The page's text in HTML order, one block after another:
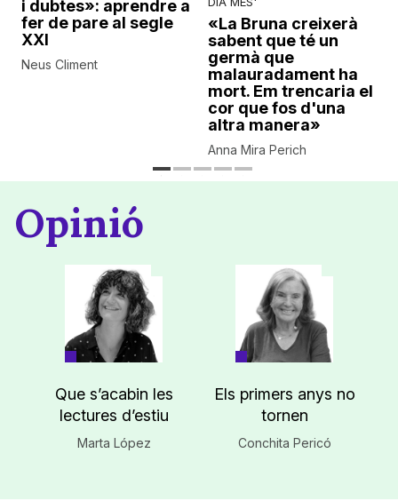
i dubtes»: aprendre a
fer de pare al segle
XXI
Neus Climent
«La Bruna creixerà
sabent que té un
germà que
malauradament ha
mort. Em trencaria el
cor que fos d'una
altra manera»
Anna Mira Perich
Opinió
Que s’acabin les
lectures d’estiu
Marta López
Els primers anys no
tornen
Conchita Pericó